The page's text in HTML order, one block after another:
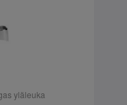
yläleuka